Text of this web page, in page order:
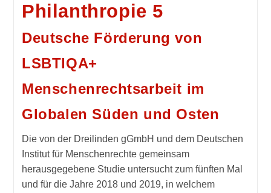
Philanthropie 5
Deutsche Förderung von
LSBTIQA+
Menschenrechtsarbeit im
Globalen Süden und Osten
Die von der Dreilinden gGmbH und dem Deutschen
Institut für Menschenrechte gemeinsam
herausgegebene Studie untersucht zum fünften Mal
und für die Jahre 2018 und 2019, in welchem